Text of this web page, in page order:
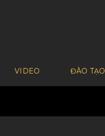
VIDEO ĐÀO TẠO